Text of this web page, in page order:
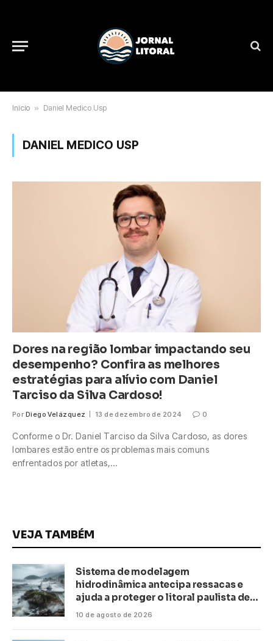
Início » Daniel Medico Usp
DANIEL MEDICO USP
Dores na região lombar impactando seu
desempenho? Confira as melhores
estratégias para alívio com Daniel
Tarciso da Silva Cardoso!
Por Diego Velázquez 13 de dezembro de 2024 0
Conforme o Dr. Daniel Tarciso da Silva Cardoso, as dores
lombares estão entre os problemas mais comuns
enfrentados por atletas,…
VEJA TAMBÉM
Sistema de modelagem
hidrodinâmica antecipa ressacas e
ajuda a proteger o litoral paulista de
inundações
10 de agosto de 2026